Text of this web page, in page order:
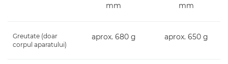
mm
mm
Greutate (doar
corpul aparatului)
aprox. 680 g aprox. 650 g